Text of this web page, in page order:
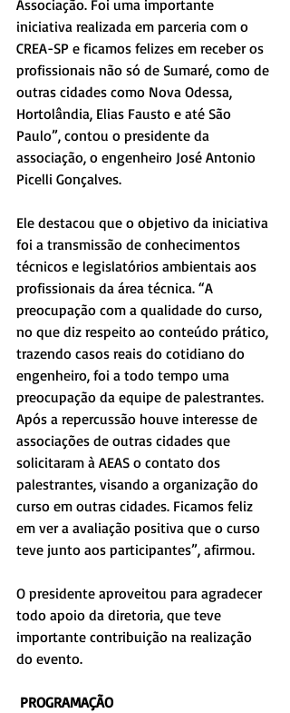
Associação. Foi uma importante
iniciativa realizada em parceria com o
CREA-SP e ficamos felizes em receber os
profissionais não só de Sumaré, como de
outras cidades como Nova Odessa,
Hortolândia, Elias Fausto e até São
Paulo”, contou o presidente da
associação, o engenheiro José Antonio
Picelli Gonçalves.
Ele destacou que o objetivo da iniciativa
foi a transmissão de conhecimentos
técnicos e legislatórios ambientais aos
profissionais da área técnica. “A
preocupação com a qualidade do curso,
no que diz respeito ao conteúdo prático,
trazendo casos reais do cotidiano do
engenheiro, foi a todo tempo uma
preocupação da equipe de palestrantes.
Após a repercussão houve interesse de
associações de outras cidades que
solicitaram à AEAS o contato dos
palestrantes, visando a organização do
curso em outras cidades. Ficamos feliz
em ver a avaliação positiva que o curso
teve junto aos participantes”, afirmou.
O presidente aproveitou para agradecer
todo apoio da diretoria, que teve
importante contribuição na realização
do evento.
PROGRAMAÇÃO